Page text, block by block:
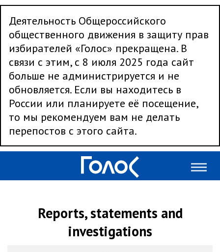
Деятельность Общероссийского
общественного движения в защиту прав
избирателей «Голос» прекращена. В
связи с этим, с 8 июля 2025 года сайт
больше не администрируется и не
обновляется. Если вы находитесь в
России или планируете её посещение,
то мы рекомендуем вам не делать
перепостов с этого сайта.
Reports, statements and
investigations